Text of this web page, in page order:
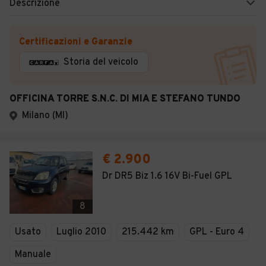
Descrizione
Certificazioni e Garanzie
Storia del veicolo
OFFICINA TORRE S.N.C. DI MIA E STEFANO TUNDO
Milano (MI)
8
€ 2.900
Dr DR5 Biz 1.6 16V Bi-Fuel GPL
Usato Luglio 2010 215.442 km
GPL - Euro 4
Manuale